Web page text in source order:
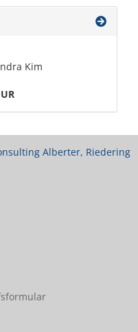
Kim
Alberter, Riedering